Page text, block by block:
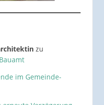
zu
im Gemeinde-